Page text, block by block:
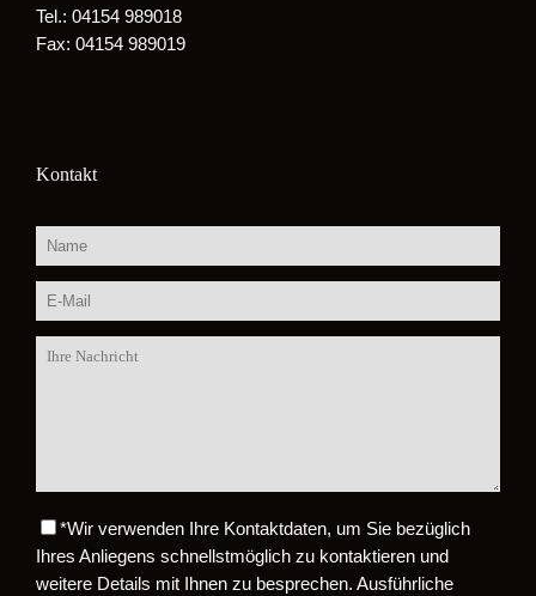
Tel.: 04154 989018
Fax: 04154 989019
Kontakt
Bitte lasse dieses Feld leer.
*Wir verwenden Ihre Kontaktdaten, um Sie bezüglich
Ihres Anliegens schnellstmöglich zu kontaktieren und
weitere Details mit Ihnen zu besprechen. Ausführliche